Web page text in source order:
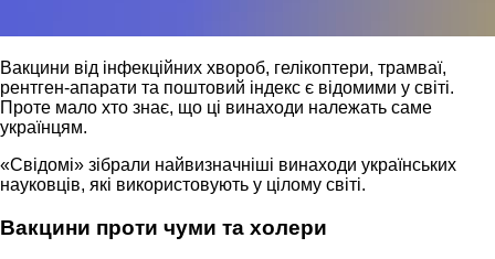
Вакцини від інфекційних хвороб, гелікоптери, трамваї,
рентген-апарати та поштовий індекс є відомими у світі.
Проте мало хто знає, що ці винаходи належать саме
українцям.
«Свідомі» зібрали найвизначніші винаходи українських
науковців, які використовують у цілому світі.
Вакцини проти чуми та холери